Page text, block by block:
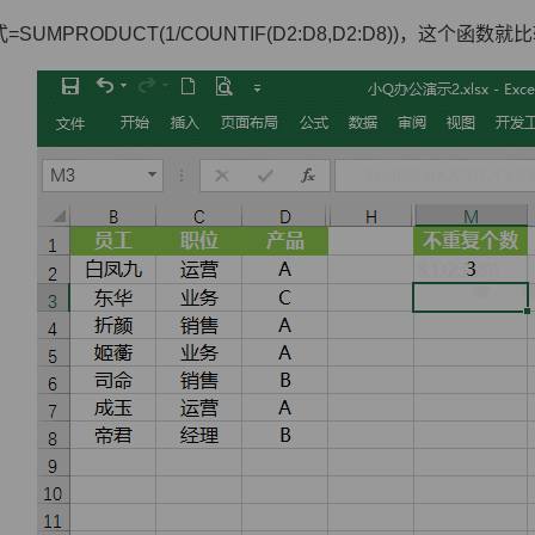
=SUMPRODUCT(1/COUNTIF(D2:D8,D2:D8))，这个函数就